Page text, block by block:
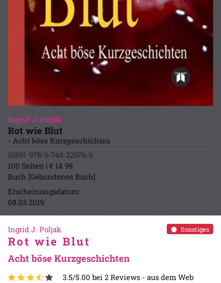
Ingrid J. Poljak
Rot wie Blut
- Acht böse Kurzgeschichten
ISBN: 978-3-748-22976-6
100 Seiten | € 14.99
Buch [Gebundenes Buch]
Erscheinungsdatum:
08.03.2019
Sonstiges
Ingrid J. Poljak
Rot wie Blut
Acht böse Kurzgeschichten
3.5/5.00 bei 2 Reviews - aus dem Web